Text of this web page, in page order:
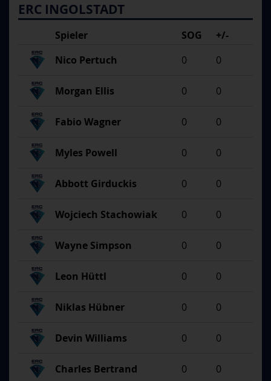
ERC INGOLSTADT
Spieler SOG
+/-
Nico Pertuch
0 0
Morgan Ellis 0 0
Fabio Wagner 0 0
Myles Powell 0 0
Abbott Girduckis 0 0
Wojciech Stachowiak 0 0
Wayne Simpson 0 0
Leon Hüttl 0 0
Niklas Hübner 0 0
Devin Williams 0 0
Charles Bertrand 0 0